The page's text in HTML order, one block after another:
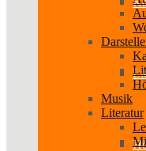
Musik
Literatur